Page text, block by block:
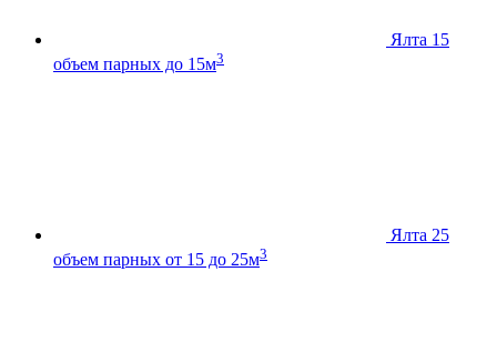
Ялта 15
объем парных до 15м3
Ялта 25
объем парных от 15 до 25м3